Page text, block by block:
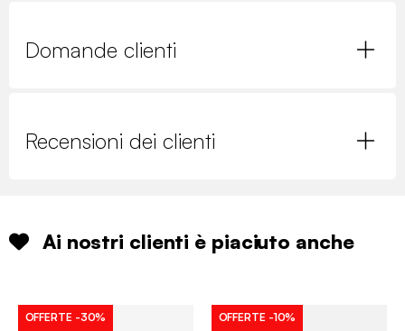
Domande clienti
Recensioni dei clienti
Ai nostri clienti è piaciuto anche
OFFERTE -30% OFFERTE -10%